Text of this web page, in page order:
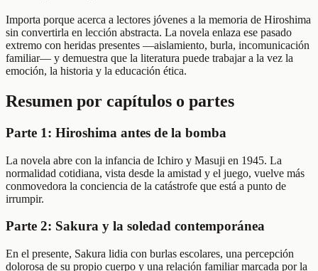
Importa porque acerca a lectores jóvenes a la memoria de Hiroshima
sin convertirla en lección abstracta. La novela enlaza ese pasado
extremo con heridas presentes —aislamiento, burla, incomunicación
familiar— y demuestra que la literatura puede trabajar a la vez la
emoción, la historia y la educación ética.
Resumen por capítulos o partes
Parte 1: Hiroshima antes de la bomba
La novela abre con la infancia de Ichiro y Masuji en 1945. La
normalidad cotidiana, vista desde la amistad y el juego, vuelve más
conmovedora la conciencia de la catástrofe que está a punto de
irrumpir.
Parte 2: Sakura y la soledad contemporánea
En el presente, Sakura lidia con burlas escolares, una percepción
dolorosa de su propio cuerpo y una relación familiar marcada por la